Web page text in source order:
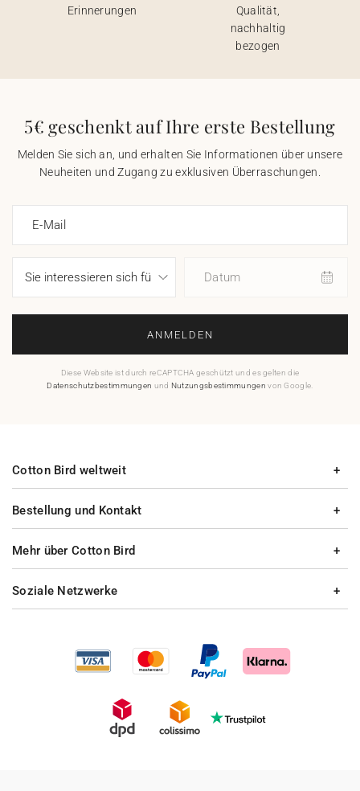
Erinnerungen
Qualität,
nachhaltig
bezogen
5€ geschenkt auf Ihre erste Bestellung
Melden Sie sich an, und erhalten Sie Informationen über unsere
Neuheiten und Zugang zu exklusiven Überraschungen.
E-Mail
Datum
ANMELDEN
Diese Website ist durch reCAPTCHA geschützt und es gelten die
Datenschutzbestimmungen und Nutzungsbestimmungen von Google.
Bestellung und Kontakt
Mehr über Cotton Bird
Cotton Bird weltweit
Soziale Netzwerke